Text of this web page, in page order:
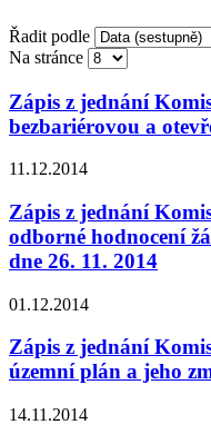
Řadit podle
Na stránce
Zápis z jednání
bezbariérovou a
11.12.2014
Zápis z jednání
odborné hodnocení
dne 26. 11. 2014
01.12.2014
Zápis z jednání
územní plán a jeho
14.11.2014